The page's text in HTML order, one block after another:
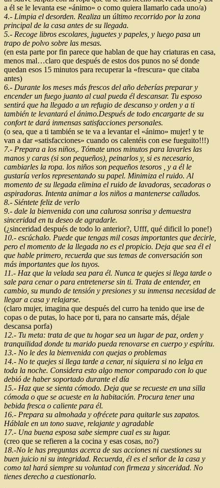
a él se le levanta ese «ánimo» o como quiera llamarlo cada uno/a)
4.- Limpia el desorden. Realiza un último recorrido por la zona
principal de la casa antes de su llegada.
5.- Recoge libros escolares, juguetes y papeles, y luego pasa un
trapo de polvo sobre las mesas.
(en esta parte por fin parece que hablan de que hay criaturas en casa,
menos mal…claro que después de estos dos punos no sé donde
quedan esos 15 minutos para recuperar la «frescura» que citaba
antes)
6.- Durante los meses más frescos del año deberías preparar y
encender un fuego juanto al cual pueda él descansar. Tu esposo
sentirá que ha llegado a un refugio de descanso y orden y a ti
también te levantará el ánimo.Después de todo encargarte de su
confort te dará inmensas satisfacciones personales.
(o sea, que a ti también se te va a levantar el «ánimo» mujer! y te
van a dar «satisfacciones» cuando os calentéis con ese fueguito!!!)
7.- Prepara a los niños,. Tómate unos minutos para lavarles las
manos y caras (si son pequeños), peinarlos y, si es necesario,
cambiarles la ropa. los niños son pequeños tesoros , y a él le
gustaría verlos representando su papel. Minimiza el ruido. Al
momento de su llegada elimina el ruido de lavadoras, secadoras o
aspiradoras. Intenta animar a los niños a mantenerse callados.
8.- Siéntete feliz de verlo
9.- dale la bienvenida con una calurosa sonrisa y demuestra
sinceridad en tu deseo de agradarle.
(¿sinceridad después de todo lo anterior?, Ufff, qué dificil lo pone!)
10.- escúchalo. Puede que tengas mil cosas importantes que decirle,
pero el momento de la llegada no es el propicio. Deja que sea él el
que hable primero, recuerda que sus temas de conversación son
más importantes que los tuyos.
11.- Haz que la velada sea para él. Nunca te quejes si llega tarde o
sale para cenar o para entretenerse sin ti. Trata de entender, en
cambio, su mundo de tensión y presiones y su inmensa necesidad de
llegar a casa y relajarse.
(claro mujer, imagina que después del curro ha tenido que irse de
copas o de putas, lo hace por ti, para no cansarte más, déjale
descansa porfa)
12.- Tu meta: trata de que tu hogar sea un lugar de paz, orden y
tranquilidad donde tu marido pueda renovarse en cuerpo y espíritu.
13.- No le des la bienvenida con quejas o problemas
14.- No te quejes si llega tarde a cenar, ni siquiera si no lelga en
toda la noche. Considera esto algo menor comparado con lo que
debió de haber soportado durante el día
15.- Haz que se sienta cómodo. Deja que se recueste en una silla
cómoda o que se acueste en la habitación. Procura tener una
bebida fresca o caliente para él.
16.- Prepara su almohada y ofrécete para quitarle sus zapatos.
Háblale en un tono suave, relajante y agradable
17.- Una buena esposa sabe siempre cual es su lugar.
(creo que se refieren a la cocina y esas cosas, no?)
18.-No le has preguntas acerca de sus acciones ni cuestiones su
buen juicio ni su integridad. Recuerda, él es el señor de la casa y
como tal hará siempre su voluntad con firmeza y sinceridad. No
tienes derecho a cuestionarlo.